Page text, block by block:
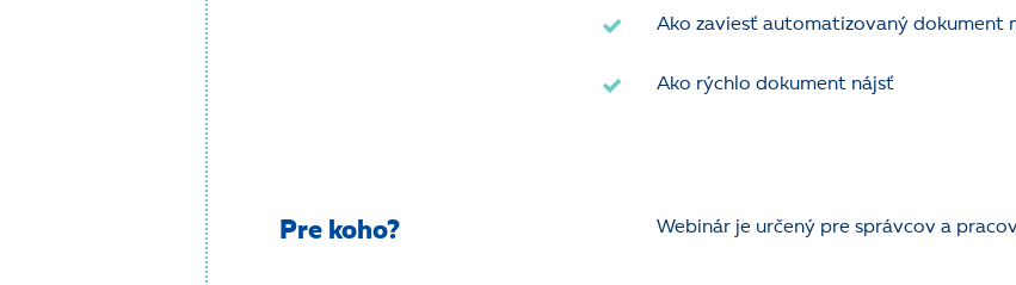
Ako zaviesť automatizovaný dokument
Ako rýchlo dokument nájsť
Pre koho? Webinár je určený pre správcov a